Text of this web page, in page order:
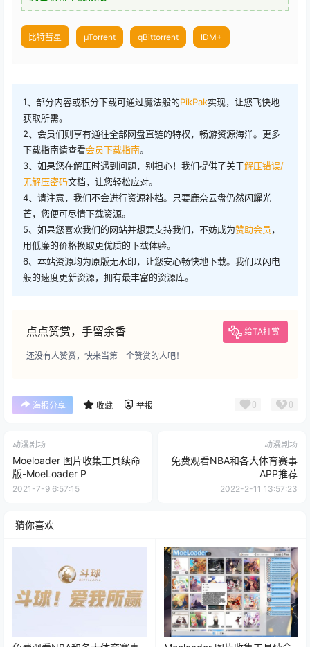
比特彗星 µTorrent qBittorrent IDM+
1、部分内容或积分下载可通过魔法般的PikPak实现，让您飞快地
获取所需。
2、会员们则享有通往全部网盘直链的特权，畅游资源海洋。更多
下载指南请查看会员下载指南。
3、如果您在解压时遇到问题，别担心！我们提供了关于解压错误/
无解压密码文档，让您轻松应对。
4、请注意，我们不会进行资源补档。只要鹿奈云盘仍然闪耀光
芒，您便可尽情下载资源。
5、如果您喜欢我们的网站并想要支持我们，不妨成为赞助会员，
用低廉的价格换取更优质的下载体验。
6、本站资源均为原版无水印，让您安心畅快地下载。我们以闪电
般的速度更新资源，拥有最丰富的资源库。
点点赞赏，手留余香 给TA打赏
还没有人赞赏，快来当第一个赞赏的人吧！
海报分享 收藏 举报 0 0
动漫剧场
Moeloader 图片收集工具续命
版-MoeLoader P
2021-7-9 6:57:15
动漫剧场
免费观看NBA和各大体育赛事
APP推荐
2022-2-11 13:57:23
猜你喜欢